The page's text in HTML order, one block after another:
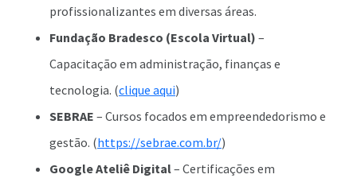
profissionalizantes em diversas áreas.
Fundação Bradesco (Escola Virtual) –
Capacitação em administração, finanças e
tecnologia. (clique aqui)
SEBRAE – Cursos focados em empreendedorismo e
gestão. (https://sebrae.com.br/)
Google Ateliê Digital– Certificações em